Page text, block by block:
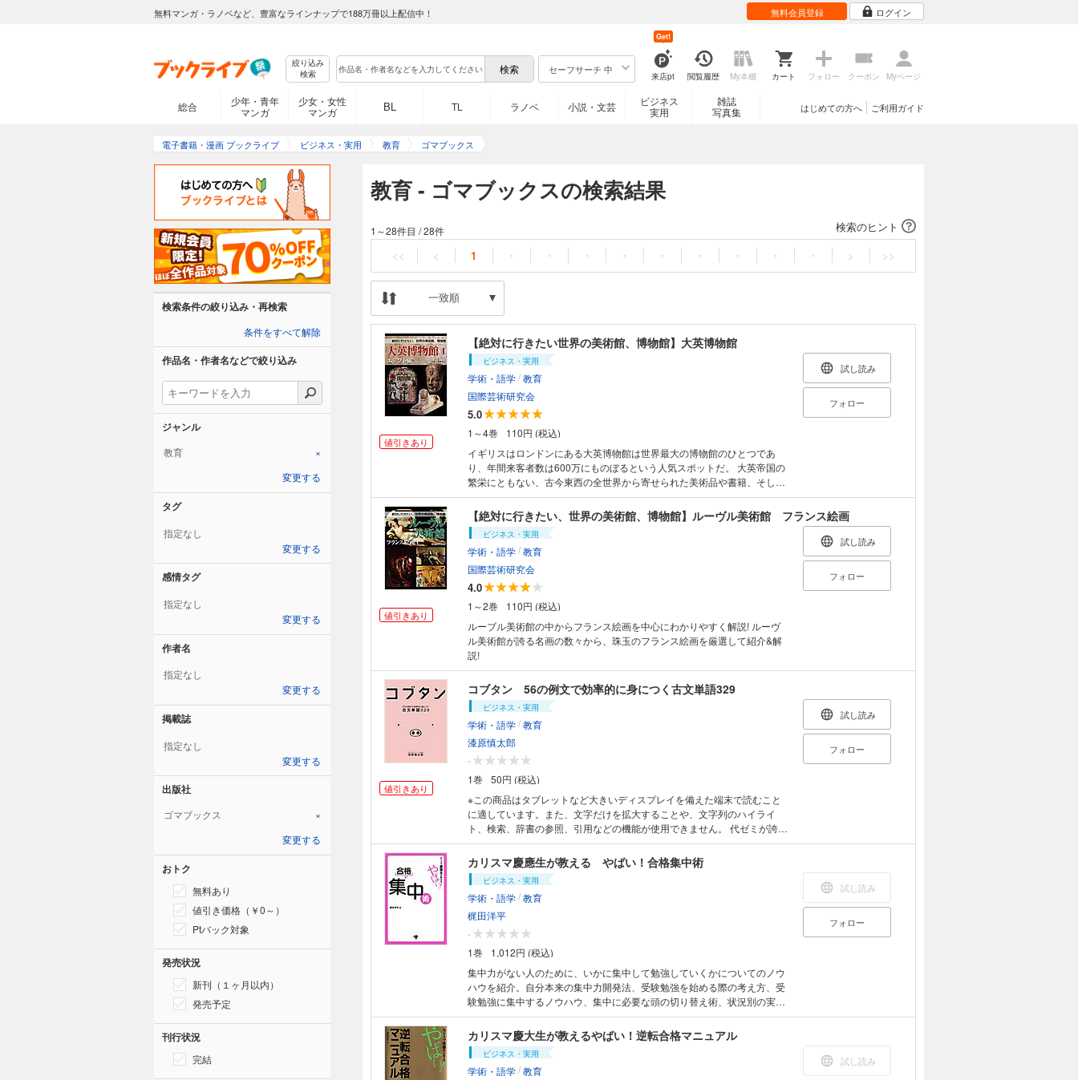
無料マンガ・ラノベなど、豊富なラインナップで188万冊以上配信中！ 無料会員登録 ログイン
絞り込み
検索
セーフサーチ 中
来店pt
Get!
閲覧履歴 My本棚 カート フォロー クーポン Myページ
総合
少年・青年
マンガ
少女・女性
マンガ
BL TL ラノベ 小説・文芸
ビジネス
実用
雑誌
写真集
ご利用ガイド
はじめての方へ
電子書籍・漫画 ブックライブ ビジネス・実用 教育 ゴマブックス
教育 - ゴマブックスの検索結果
検索のヒント
1～28件目 /28件
<< < 1 ・ ・ ・ ・ ・ ・ ・ ・ ・ > >>
一致順
値引きあり
【絶対に行きたい世界の美術館、博物館】大英博物館
ビジネス・実用
学術・語学/教育
国際芸術研究会
5.0
1～4巻
110円 (税込)
イギリスはロンドンにある大英博物館は世界最大の博物館のひとつであ
り、年間来客者数は600万にものぼるという人気スポットだ。 大英帝国の
繁栄にともない、古今東西の全世界から寄せられた美術品や書籍、そして
考古学的にとても重要な遺物や標本などの歴史的遺産は、およそ800万点
に及ぶとも言われている。 またその数々の文化遺産の価値だけを見ても、
他のいかなる博物館の所蔵品をも圧倒していると言っても過言ではない。
大英博物館が世界に誇る秘宝を堪能しつつ、栄枯盛衰を繰り返しながらも
偉大なる足あとを残した人類の歴史を感じてほしい。 今回は、大英博物館
に所蔵された古代エジプトの品々をご紹介する。 古代エジプトだけで10
万点を超える展示品があり、これは本国であるエジプトのカイロ博物館に
次ぐ、世界最大級のコレクションだ。 【目次】 はじめに ◆古代エジプト
文明について ◆作品 1.アクナテン王のステラ(部分) 2.ソベクヘテプのステ
ラ 3.デニウエンコンスのステラ 4.アニのパピルス(冥界の主神オシリスの
前に出る被葬者の図) 5.フウネフェルのパピルス 6.宇宙創造のパピルス 7.
ケルアシェルのパピルス 8.セシェプエンメヒトの外棺と内棺 9.化粧箱 10.
タハルカ王のスフィンクス 11.男性小像 12.ネフェルゥラー王女を抱くセン
ムート像 13.魔除けのアムレット 14.青銅の鏡 15.魚形ガラス器 16.アメン
ヘテプ3世の頭像 17.チェチィの石碑 18.パセンホルの内棺 19.アハメス・
ネフェルタリ王妃の像 20.トエリス神像 21.ネブセニイのパピルス 22.セン
ネフェルの方形彫像 23.アメンヘテプ3世と王妃ティ 24.家畜検査の図 25.
アンテフ王の木棺
試し読み
フォロー
値引きあり
【絶対に行きたい、世界の美術館、博物館】ルーヴル美術館 フランス絵画
ビジネス・実用
学術・語学/教育
国際芸術研究会
4.0
1～2巻
110円 (税込)
ルーブル美術館の中からフランス絵画を中心にわかりやすく解説! ルーヴ
ル美術館が誇る名画の数々から、珠玉のフランス絵画を厳選して紹介&解
説!
試し読み
フォロー
値引きあり
コブタン 56の例文で効率的に身につく古文単語329
ビジネス・実用
学術・語学/教育
漆原慎太郎
-
1巻
50円 (税込)
※この商品はタブレットなど大きいディスプレイを備えた端末で読むこと
に適しています。また、文字だけを拡大することや、文字列のハイライ
ト、検索、辞書の参照、引用などの機能が使用できません。 代ゼミが誇る
古文のカリスマ講師・漆原先生が贈る最強の古文単語帳『コブタン』!! 代
ゼミの人気カリスマ講師・漆原慎太郎先生が伝授する、最強の「古文単
語」学習法がこの『コブタン』! 絶対覚えておきたい、入試に出まくる古
文単語を、一つの例文で平均6個も覚えられて、試験前の10分間でも復習
がバッチリ!! 各例文にはイラストが載っているので、古文の世界のイメー
ジが掴みやすく、読解・文法・古文常識の説明も親切。重要な古文単語・
同義語・派生語も、ただ頭に詰め込むのではなく、気づいたら自然と自分
る古文単語帳、それが『コブタン』!
試し読み
フォロー
カリスマ慶應生が教える やばい！合格集中術
ビジネス・実用
学術・語学/教育
梶田洋平
-
1巻
1,012円 (税込)
集中力がない人のために、いかに集中して勉強していくかについてのノウ
ハウを紹介。自分本来の集中力開発法、受験勉強を始める際の考え方、受
験勉強に集中するノウハウ、集中に必要な頭の切り替え術、状況別の実践
的学習法、やる気が出る「名言」集の6章構成。
試し読み
フォロー
カリスマ慶大生が教えるやばい！逆転合格マニュアル
ビジネス・実用
学術・語学/教育
試し読み
検索条件の絞り込み・再検索
条件をすべて解除
作品名・作者名などで絞り込み
ジャンル
教育 ×
変更する
タグ
指定なし
変更する
感情タグ
指定なし
変更する
作者名
指定なし
変更する
掲載誌
指定なし
変更する
出版社
ゴマブックス ×
変更する
おトク
無料あり
値引き価格（￥0～）
Ptバック対象
発売状況
新刊（１ヶ月以内）
発売予定
刊行状況
完結